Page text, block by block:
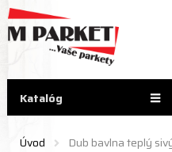
Úvod Dub bavlna teplý
Katalóg